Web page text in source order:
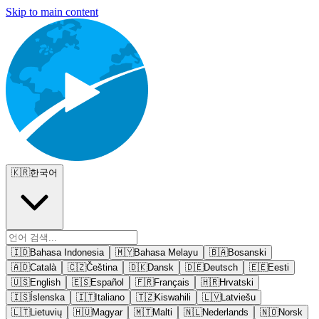
Skip to main content
🇰🇷한국어
🇮🇩Bahasa Indonesia 🇲🇾Bahasa Melayu 🇧🇦Bosanski
🇦🇩Català 🇨🇿Čeština 🇩🇰Dansk 🇩🇪Deutsch 🇪🇪Eesti
🇺🇸English 🇪🇸Español 🇫🇷Français 🇭🇷Hrvatski
🇮🇸Íslenska 🇮🇹Italiano 🇹🇿Kiswahili 🇱🇻Latviešu
🇱🇹Lietuvių 🇭🇺Magyar 🇲🇹Malti 🇳🇱Nederlands 🇳🇴Norsk